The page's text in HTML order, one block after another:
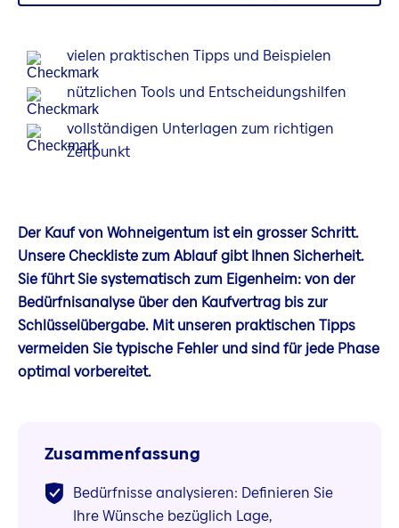
vielen praktischen Tipps und Beispielen
nützlichen Tools und Entscheidungshilfen
vollständigen Unterlagen zum richtigen
Zeitpunkt
Der Kauf von Wohneigentum ist ein grosser Schritt.
Unsere Checkliste zum Ablauf gibt Ihnen Sicherheit.
Sie führt Sie systematisch zum Eigenheim: von der
Bedürfnisanalyse über den Kaufvertrag bis zur
Schlüsselübergabe. Mit unseren praktischen Tipps
vermeiden Sie typische Fehler und sind für jede Phase
optimal vorbereitet.
Zusammenfassung
Bedürfnisse analysieren: Definieren Sie
Ihre Wünsche bezüglich Lage,